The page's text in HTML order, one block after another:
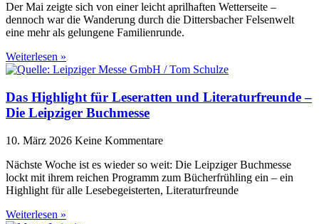
Der Mai zeigte sich von einer leicht aprilhaften Wetterseite –
dennoch war die Wanderung durch die Dittersbacher Felsenwelt
eine mehr als gelungene Familienrunde.
Weiterlesen »
Das Highlight für Leseratten und Literaturfreunde –
Die Leipziger Buchmesse
10. März 2026 Keine Kommentare
Nächste Woche ist es wieder so weit: Die Leipziger Buchmesse
lockt mit ihrem reichen Programm zum Bücherfrühling ein – ein
Highlight für alle Lesebegeisterten, Literaturfreunde
Weiterlesen »